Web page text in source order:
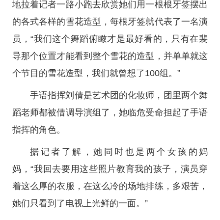
地拉着记者一路小跑去欣赏她们用一根根牙签摆出
的各式各样的雪花造型，每根牙签就代表了一名演
员，“我们这个舞蹈俯瞰才是最好看的，只有在裴
导那个位置才能看到整个雪花的造型，并单单就这
个节目的雪花造型，我们就曾想了100组。”
手语指挥刘倩是艺术团的化妆师，团里两个舞
蹈老师都被借调导演组了，她临危受命担起了手语
指挥的角色。
据记者了解，她同时也是两个女孩的妈
妈，“我回去要用这些照片教育我的孩子，演员穿
着这么厚的衣服，在这么冷的场地排练，多艰苦，
她们只看到了电视上光鲜的一面。”